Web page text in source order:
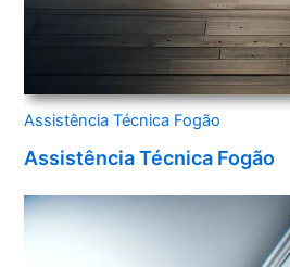
Assistência Técnica Fogão
Assistência Técnica Fogão